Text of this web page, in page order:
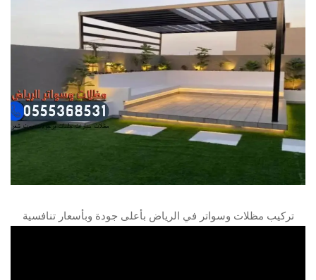
تركيب مظلات وسواتر في الرياض بأعلى جودة وبأسعار تنافسية